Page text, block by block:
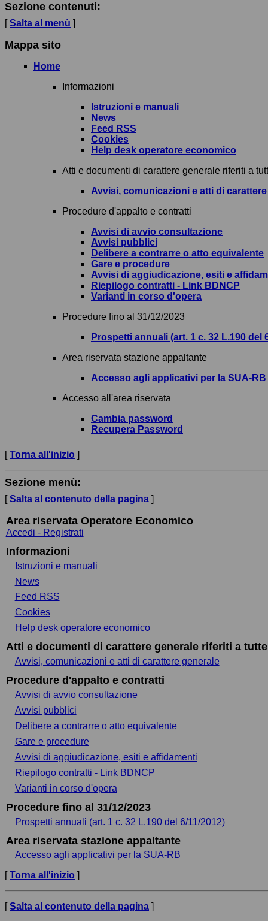
Sezione contenuti:
[Salta al menù ]
Mappa sito
Home
Informazioni
Istruzioni e manuali
News
Feed RSS
Cookies
Help desk operatore economico
Atti e documenti di carattere generale riferiti a
Avvisi, comunicazioni e atti di
Procedure d'appalto e contratti
Avvisi di avvio consultazione
Avvisi pubblici
Delibere a contrarre o atto equivalente
Gare e procedure
Avvisi di aggiudicazione, esiti e
Riepilogo contratti - Link BDNCP
Varianti in corso d'opera
Procedure fino al 31/12/2023
Prospetti annuali (art. 1 c. 32 L.190 del
Area riservata stazione appaltante
Accesso agli applicativi per la SUA-RB
Accesso all'area riservata
Cambia password
Recupera Password
[Torna all'inizio ]
Sezione menù:
[Salta al contenuto della pagina ]
Area riservata Operatore Economico
Accedi - Registrati
Informazioni
Istruzioni e manuali
News
Feed RSS
Cookies
Help desk operatore economico
Atti e documenti di carattere generale riferiti a
Avvisi, comunicazioni e atti di carattere generale
Procedure d'appalto e contratti
Avvisi di avvio consultazione
Avvisi pubblici
Delibere a contrarre o atto equivalente
Gare e procedure
Avvisi di aggiudicazione, esiti e affidamenti
Riepilogo contratti - Link BDNCP
Varianti in corso d'opera
Procedure fino al 31/12/2023
Prospetti annuali (art. 1 c. 32 L.190 del 6/11/2012)
Area riservata stazione appaltante
Accesso agli applicativi per la SUA-RB
[Torna all'inizio ]
[Salta al contenuto della pagina ]